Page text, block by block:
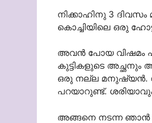
നിക്കാഹിനു 3
കൊച്ചിയിലെ ഒരു
അവൻ പോയ വിഷമം
കുട്ടികളുടെ അച്ഛനും
ഒരു നല്ല മനുഷ്യൻ.
പറയാറുണ്ട്.
അങ്ങനെ നടന്ന ഞാൻ